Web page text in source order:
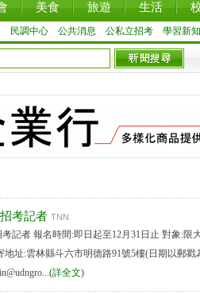
美食 旅遊 生活
民調中心 公共消息 公私立招考 學習新知
考記者 TNN
記者 報名時間:即日起至12月31日止 對象:限
地址:雲林縣斗六市明德路91號5樓(日期以郵
詳全文)